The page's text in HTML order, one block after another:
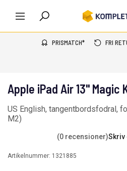
PRISMATCH* FRI
Apple iPad Air 13" Magic
US English, tangentbordsfodral,
M2)
(0 recensioner)Skriv
Artikelnummer: 1321885